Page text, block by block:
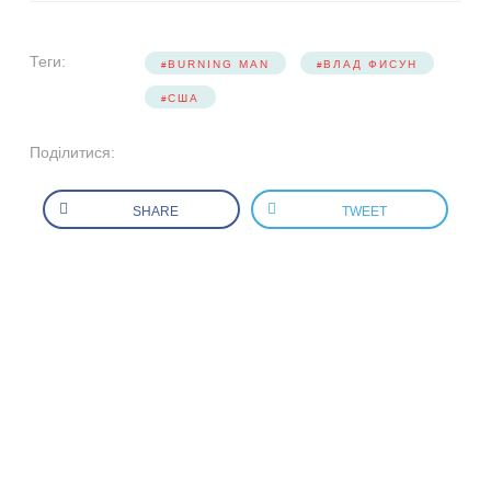
Теги: BURNING MAN ВЛАД ФИСУН
США
Поділитися:
SHARE TWEET